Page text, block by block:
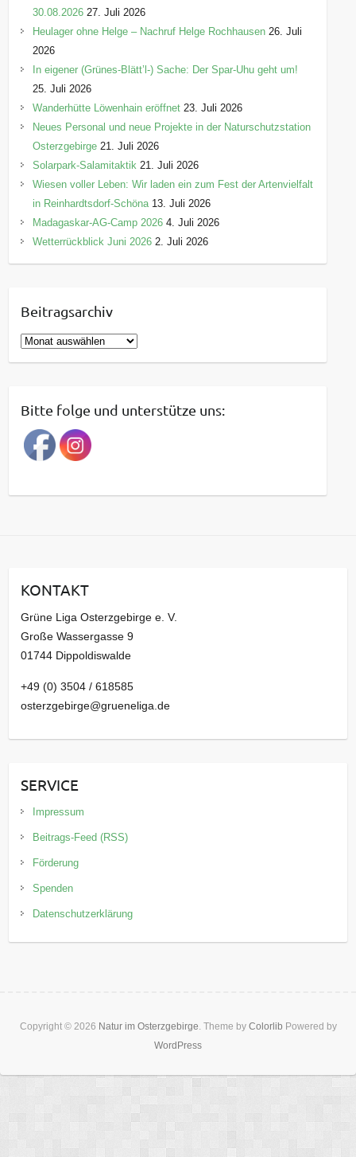
30.08.2026 27. Juli 2026
Heulager ohne Helge – Nachruf Helge Rochhausen 26. Juli
2026
In eigener (Grünes-Blätt’l-) Sache: Der Spar-Uhu geht um!
25. Juli 2026
Wanderhütte Löwenhain eröffnet 23. Juli 2026
Neues Personal und neue Projekte in der Naturschutzstation
Osterzgebirge 21. Juli 2026
Solarpark-Salamitaktik 21. Juli 2026
Wiesen voller Leben: Wir laden ein zum Fest der Artenvielfalt
in Reinhardtsdorf-Schöna 13. Juli 2026
Madagaskar-AG-Camp 2026 4. Juli 2026
Wetterrückblick Juni 2026 2. Juli 2026
Beitragsarchiv
B
e
r
a
g
a
v
Bitte folge und unterstütze uns:
KONTAKT
Grüne Liga Osterzgebirge e. V.
Große Wassergasse 9
01744 Dippoldiswalde
+49 (0) 3504 / 618585
osterzgebirge@grueneliga.de
SERVICE
Impressum
Beitrags-Feed (RSS)
Förderung
Spenden
Datenschutzerklärung
Copyright © 2026 Natur im Osterzgebirge . Theme by Colorlib Powered by
WordPress